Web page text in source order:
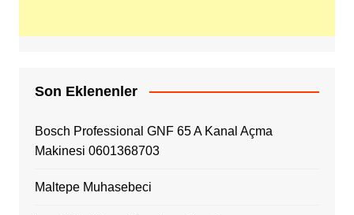
Son Eklenenler
Bosch Professional GNF 65 A Kanal Açma
Makinesi 0601368703
Maltepe Muhasebeci